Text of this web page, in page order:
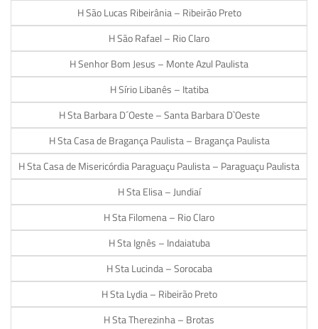
H São Lucas Ribeirânia – Ribeirão Preto
H São Rafael – Rio Claro
H Senhor Bom Jesus – Monte Azul Paulista
H Sírio Libanês – Itatiba
H Sta Barbara D´Oeste – Santa Barbara D`Oeste
H Sta Casa de Bragança Paulista – Bragança Paulista
H Sta Casa de Misericórdia Paraguaçu Paulista – Paraguaçu Paulista
H Sta Elisa – Jundiaí
H Sta Filomena – Rio Claro
H Sta Ignês – Indaiatuba
H Sta Lucinda – Sorocaba
H Sta Lydia – Ribeirão Preto
H Sta Therezinha – Brotas